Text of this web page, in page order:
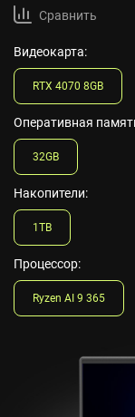
Сравнить
Видеокарта:
RTX 4070 8GB
Оперативная
32GB
Накопители:
1TB
Процессор:
Ryzen AI 9 365